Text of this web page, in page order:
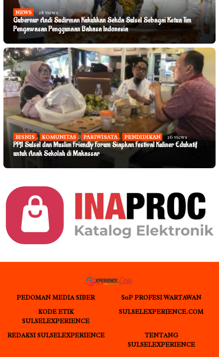
NEWS 28 views
Gubernur Andi Sudirman Kukuhkan Sekda Sulsel Sebagai Ketua Tim
Pengawasan Penggunaan Bahasa Indonesia
BISNIS , KOMUNITAS , PARIWISATA , PENDIDIKAN 26 views
PPJI Sulsel dan Muslim Friendly Forum Siapkan Festival Kuliner Edukatif
untuk Anak Sekolah di Makassar
PEDOMAN MEDIA SIBER
S0P PROFESI WARTAWAN
KODE ETIK
SULSELEXPERIENCE
SULSELEXPERIENCE.COM
REDAKSI SULSELEXPERIENCE
TENTANG
SULSELEXPERIENCE